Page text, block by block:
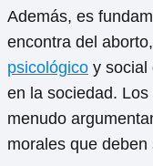
Además, es
encontra del
psicológico y social
en la sociedad.
menudo
morales que